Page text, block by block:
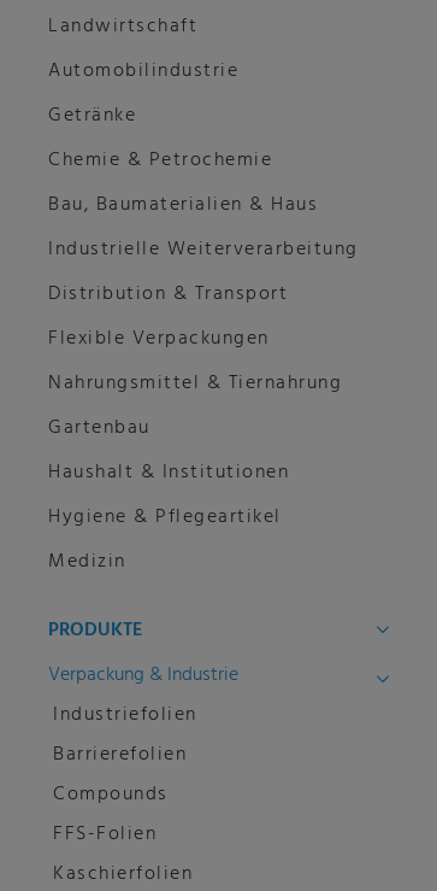
Landwirtschaft
Automobilindustrie
Getränke
Chemie & Petrochemie
Bau, Baumaterialien & Haus
Industrielle Weiterverarbeitung
Distribution & Transport
Flexible Verpackungen
Nahrungsmittel & Tiernahrung
Gartenbau
Haushalt & Institutionen
Hygiene & Pflegeartikel
Medizin
PRODUKTE
Verpackung & Industrie
Industriefolien
Barrierefolien
Compounds
FFS-Folien
Kaschierfolien